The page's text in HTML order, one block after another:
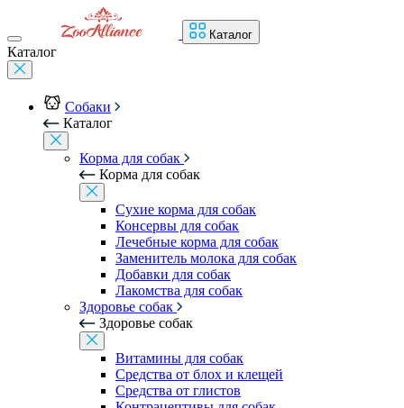
Каталог
Каталог
Собаки
Каталог
Корма для собак
Корма для собак
Сухие корма для собак
Консервы для собак
Лечебные корма для собак
Заменитель молока для собак
Добавки для собак
Лакомства для собак
Здоровье собак
Здоровье собак
Витамины для собак
Средства от блох и клещей
Средства от глистов